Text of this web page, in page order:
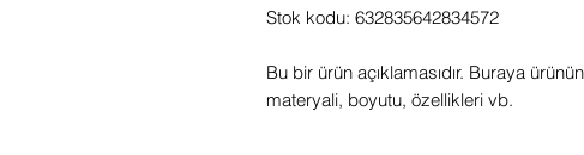
Stok kodu: 632835642834572
Bu bir ürün açıklamasıdır. Buraya
materyali, boyutu, özellikleri vb.